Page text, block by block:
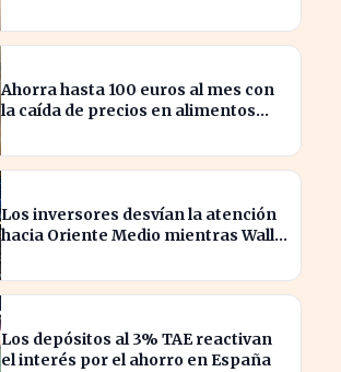
Ahorra hasta 100 euros al mes con
la caída de precios en alimentos
Los inversores desvían la atención
hacia Oriente Medio mientras Wall
Los depósitos al 3% TAE reactivan
el interés por el ahorro en España